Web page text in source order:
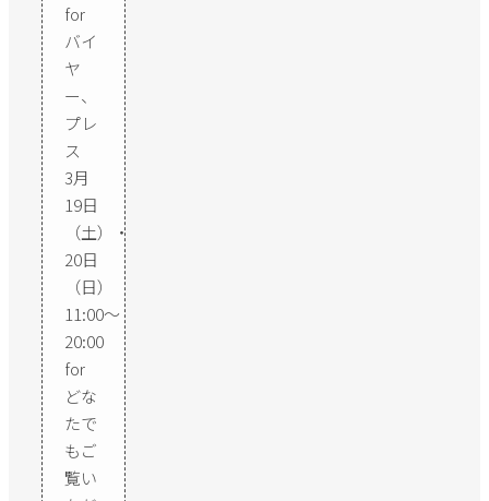
for
バイ
ヤ
ー、
プレ
ス
3月
19日
（土）・
20日
（日）
11:00〜
20:00
for
どな
たで
もご
覧い